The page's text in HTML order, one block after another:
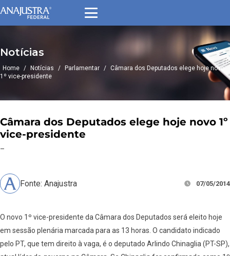
Notícias
Home / Notícias / Parlamentar / Câmara dos Deputados elege hoje novo
1º vice-presidente
Câmara dos Deputados elege hoje novo 1º
vice-presidente
–
Fonte: Anajustra 07/05/2014
O novo 1º vice-presidente da Câmara dos Deputados será eleito hoje
em sessão plenária marcada para as 13 horas. O candidato indicado
pelo PT, que tem direito à vaga, é o deputado Arlindo Chinaglia (PT-SP),